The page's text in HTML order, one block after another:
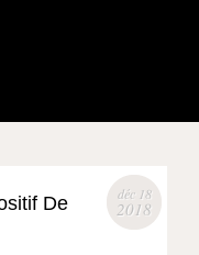
déc 18
2018
De